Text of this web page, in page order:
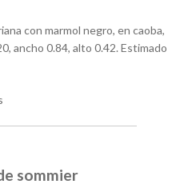
con marmol negro, en caoba,
ancho 0.84, alto 0.42. Estimado
sommier